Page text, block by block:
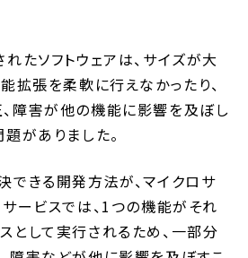
たソフトウェアは、サイズが大
拡張を柔軟に行えなかったり、
障害が他の機能に影響を及ぼし
がありました。
できる開発方法が、マイクロサ
サービスでは、1つの機能がそれ
として実行されるため、一部分